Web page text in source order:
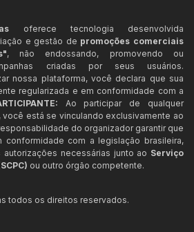
oferece tecnologia desenvolvida
e gestão de promoções comerciais
, não endossando, promovendo ou
criadas por seus usuários.
nossa plataforma, você declara que sua
regularizada e em conformidade com a
Ao participar de qualquer
você está se vinculando exclusivamente ao
do organizador garantir que
conformidade com a legislação brasileira,
necessárias junto ao Serviço
ou outro órgão competente.
todos os direitos reservados.